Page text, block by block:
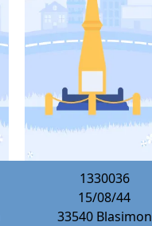
1330036
15/08/44
33540 Blasimon